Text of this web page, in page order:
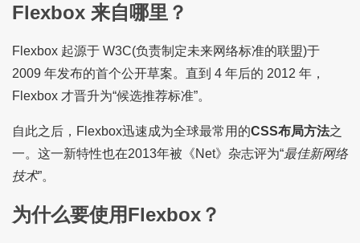
Flexbox 来自哪里？
Flexbox 起源于 W3C(负责制定未来网络标准的联盟)于
2009 年发布的首个公开草案。直到 4 年后的 2012 年，
Flexbox 才晋升为“候选推荐标准”。
自此之后，Flexbox迅速成为全球最常用的CSS布局方法之
一。这一新特性也在2013年被《Net》杂志评为“最佳新网络
技术”。
为什么要使用Flexbox？